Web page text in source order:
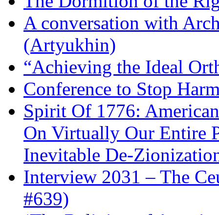
A conversation with
(Artyukhin)
“Achieving the Ideal
Conference to Stop
Spirit Of 1776:
On Virtually Our Entire
Inevitable De-
Interview 2031 – The
#639)